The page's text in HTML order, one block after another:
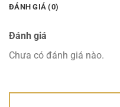
ĐÁNH GIÁ (0)
Đánh giá
Chưa có đánh giá nào.